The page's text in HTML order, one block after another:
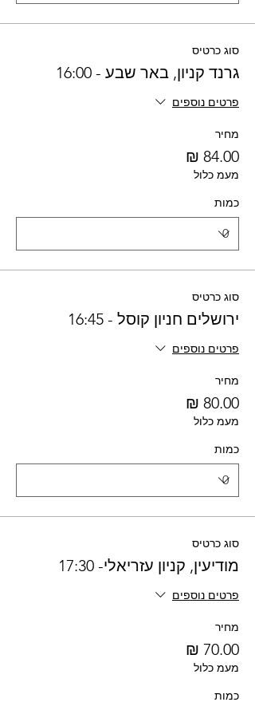
סוג כרטיס
גרנד קניון, באר שבע - 16:00
פרטים נוספים
מחיר
מעמ כלול
כמות
סוג כרטיס
ירושלים חניון קוסל - 16:45
פרטים נוספים
מחיר
מעמ כלול
כמות
סוג כרטיס
מודיעין, קניון עזריאלי- 17:30
פרטים נוספים
מחיר
מעמ כלול
כמות